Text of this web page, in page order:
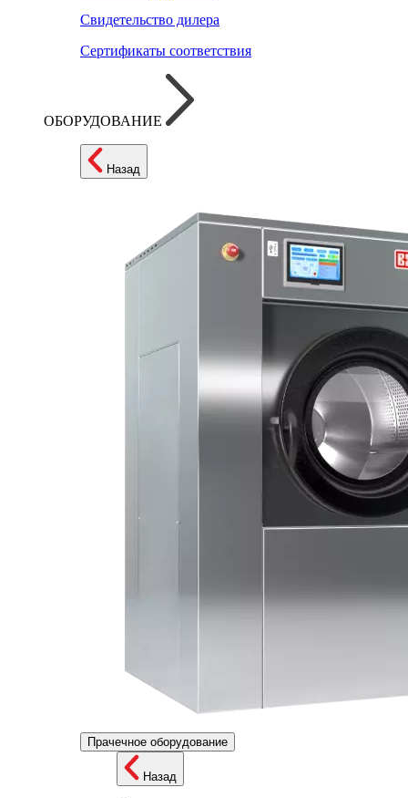
Свидетельство дилера
Сертификаты соответствия
ОБОРУДОВАНИЕ
Назад
Прачечное оборудование
Назад